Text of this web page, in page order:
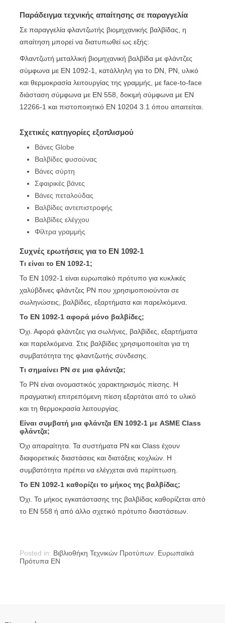
Παράδειγμα τεχνικής απαίτησης σε παραγγελία
Σε παραγγελία φλαντζωτής βιομηχανικής βαλβίδας, η
απαίτηση μπορεί να διατυπωθεί ως εξής:
Φλαντζωτή μεταλλική βιομηχανική βαλβίδα με φλάντζες
σύμφωνα με EN 1092-1, κατάλληλη για το DN, PN, υλικό
και θερμοκρασία λειτουργίας της γραμμής, με face-to-face
διάσταση σύμφωνα με EN 558, δοκιμή σύμφωνα με EN
12266-1 και πιστοποιητικό EN 10204 3.1 όπου απαιτείται.
Σχετικές κατηγορίες εξοπλισμού
Βάνες Globe
Βαλβίδες φυσούνας
Βάνες σύρτη
Σφαιρικές βάνες
Βάνες πεταλούδας
Βαλβίδες αντεπιστροφής
Βαλβίδες ελέγχου
Φίλτρα γραμμής
Συχνές ερωτήσεις για το EN 1092-1
Τι είναι το EN 1092-1;
Το EN 1092-1 είναι ευρωπαϊκό πρότυπο για κυκλικές
χαλύβδινες φλάντζες PN που χρησιμοποιούνται σε
σωληνώσεις, βαλβίδες, εξαρτήματα και παρελκόμενα.
Το EN 1092-1 αφορά μόνο βαλβίδες;
Όχι. Αφορά φλάντζες για σωλήνες, βαλβίδες, εξαρτήματα
και παρελκόμενα. Στις βαλβίδες χρησιμοποιείται για τη
συμβατότητα της φλαντζωτής σύνδεσης.
Τι σημαίνει PN σε μια φλάντζα;
Το PN είναι ονομαστικός χαρακτηρισμός πίεσης. Η
πραγματική επιτρεπόμενη πίεση εξαρτάται από το υλικό
και τη θερμοκρασία λειτουργίας.
Είναι συμβατή μια φλάντζα EN 1092-1 με ASME Class
φλάντζα;
Όχι απαραίτητα. Τα συστήματα PN και Class έχουν
διαφορετικές διαστάσεις και διατάξεις κοχλιών. Η
συμβατότητα πρέπει να ελέγχεται ανά περίπτωση.
Το EN 1092-1 καθορίζει το μήκος της βαλβίδας;
Όχι. Το μήκος εγκατάστασης της βαλβίδας καθορίζεται από
το EN 558 ή από άλλο σχετικό πρότυπο διαστάσεων.
Posted in: Βιβλιοθήκη Τεχνικών Προτύπων Ευρωπαϊκά
Πρότυπα EN